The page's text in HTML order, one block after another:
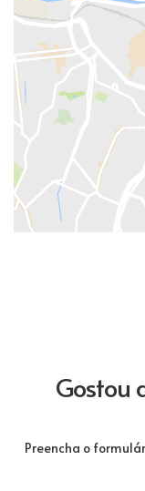
Gostou
Preencha o